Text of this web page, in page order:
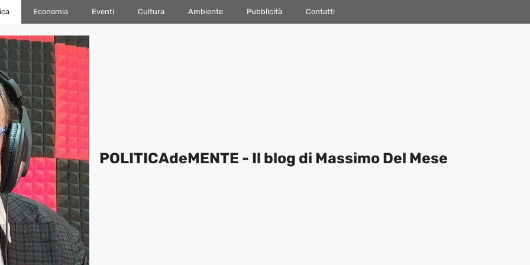
Economia Eventi Cultura Ambiente Pubblicità Contatti
POLITICAdeMENTE - Il blog di Massimo Del Mese